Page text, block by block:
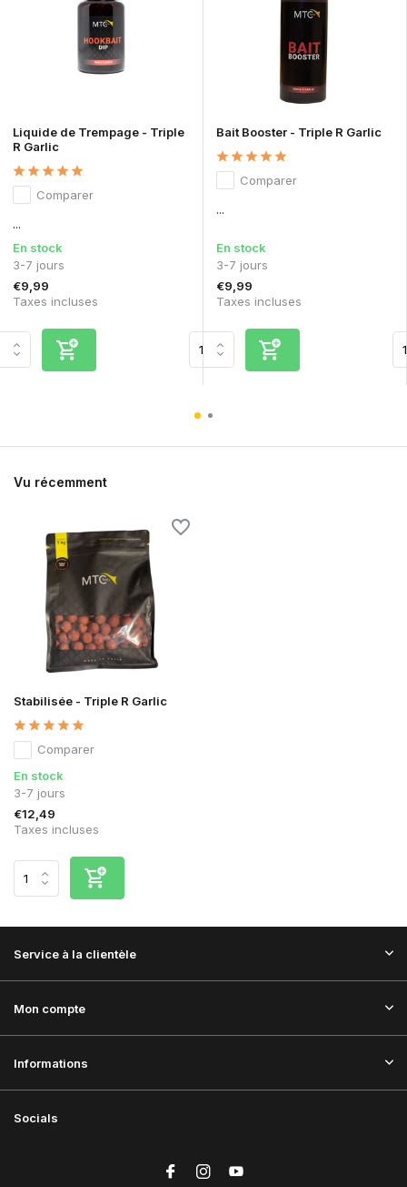
Liquide de Trempage - Triple
R Garlic
Comparer
...
En stock
3-7 jours
€9,99
Taxes incluses
Bait Booster - Triple R Garlic
Comparer
...
En stock
3-7 jours
€9,99
Taxes incluses
Vu récemment
Stabilisée - Triple R Garlic
Comparer
En stock
3-7 jours
€12,49
Taxes incluses
Service à la clientèle
Mon compte
Informations
Socials